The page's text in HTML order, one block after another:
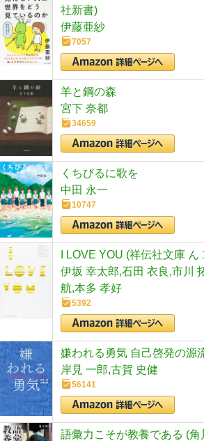
社新書)
伊藤亜紗
7057
羊と鋼の森
宮下 奈都
34659
くちびるに歌を
中田 永一
10747
I LOVE YOU (祥伝社文庫 ん
伊坂 幸太郎,石田 衣良,市川
航,本多 孝好
5392
嫌われる勇気 自己啓発の源
岸見 一郎,古賀 史健
56141
語彙力こそが教養である (角